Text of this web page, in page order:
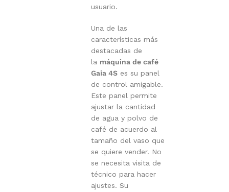
usuario.
Una de las
características más
destacadas de
la máquina de café
Gaia 4Ses su panel
de control amigable.
Este panel permite
ajustar la cantidad
de agua y polvo de
café de acuerdo al
tamaño del vaso que
se quiere vender. No
se necesita visita de
técnico para hacer
ajustes. Su